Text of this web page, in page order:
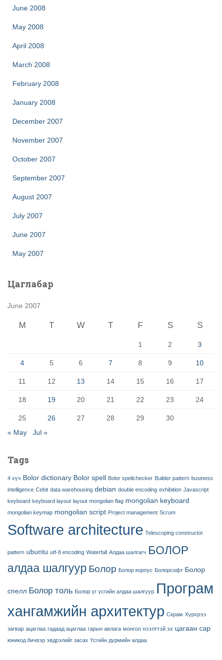
June 2008
May 2008
April 2008
March 2008
February 2008
January 2008
December 2007
November 2007
October 2007
September 2007
August 2007
July 2007
June 2007
May 2007
Цаглабар
June 2007
M T W T F S S
1 2 3
4 5 6 7 8 9 10
11 12 13 14 15 16 17
18 19 20 21 22 23 24
25 26 27 28 29
30
« May
Jul »
Tags
4 хүч Bolor dictionary Bolor spell Bolor spellchecker Builder pattern business
intelligence Cebit data warehousing debian double encoding exhibition Javascript
keyboard keyboard layout layout mongolian flag mongolian keyboard
mongolian keymap mongolian script Project management Scrum
Software architecture Telescoping constructor
pattern ubuntu utf-8 encoding Waterfall Алдаа шалгагч БОЛОР
алдаа шалгуур Болор Болор корпус Болорсофт Болор
спелл Болор толь Болор үг үсгийн алдаа шалгуур Програм
хангамжийн архитектур Скрам Хүрхрээ
загвар ацаглаа гадаад ацаглаа гарын авлага монгол нээлттэй эх цагаан сар
юникод бичвэр эвдрэлийг засах Үсгийн дүрмийн алдаа